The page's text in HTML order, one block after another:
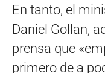
En tanto, el
Daniel Gollan,
prensa que
primero de a